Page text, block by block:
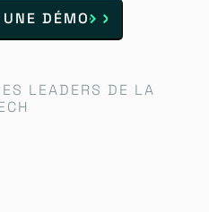
DÉMO
LEADERS DE LA